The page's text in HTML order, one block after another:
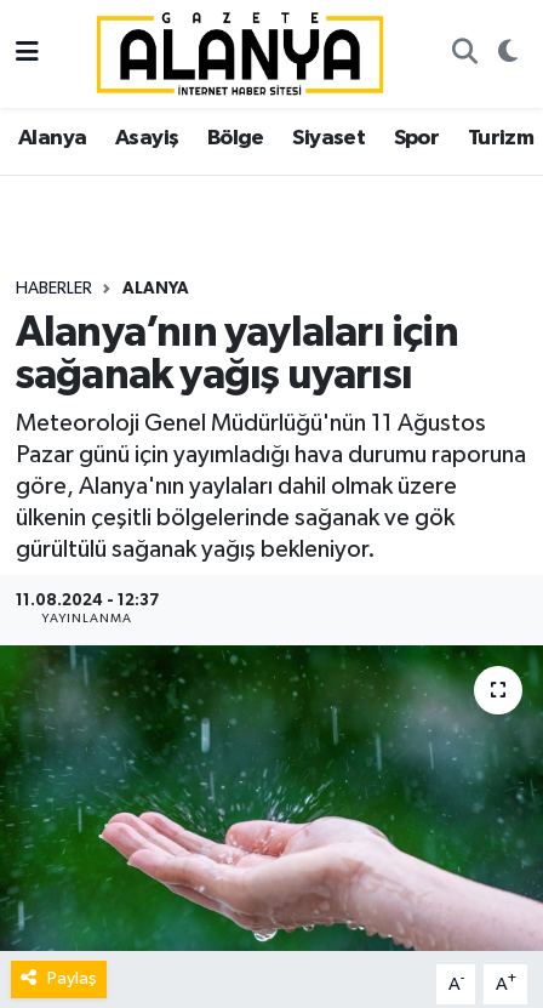
Alanya Asayiş Bölge Siyaset Spor Turizm
HABERLER ALANYA
Alanya’nın yaylaları için
sağanak yağış uyarısı
Meteoroloji Genel Müdürlüğü'nün 11 Ağustos
Pazar günü için yayımladığı hava durumu raporuna
göre, Alanya'nın yaylaları dahil olmak üzere
ülkenin çeşitli bölgelerinde sağanak ve gök
gürültülü sağanak yağış bekleniyor.
11.08.2024 - 12:37
YAYINLANMA
Paylaş A- A+
Alanya
Asayiş
Siyaset
Spor
Turizm
Ekonomi
Gazipaşa
İstanbul Nöbetçi Eczaneler
İstanbul Hava Durumu
Süper Lig Puan Durumu ve Fikstür
Tüm Manşetler
Son Dakika Haberleri
Haber Arşivi